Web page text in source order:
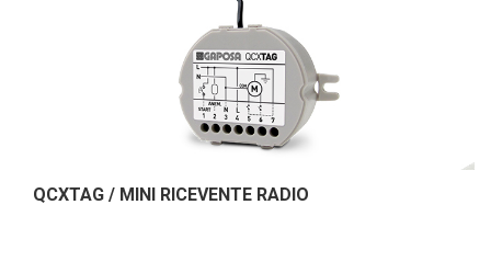
QCXTAG / MINI RICEVENTE RADIO